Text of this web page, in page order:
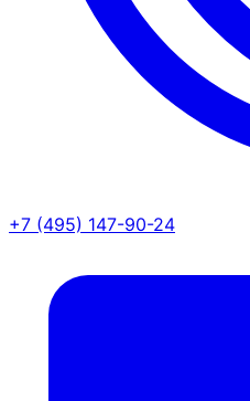
+7 (495) 147-90-24